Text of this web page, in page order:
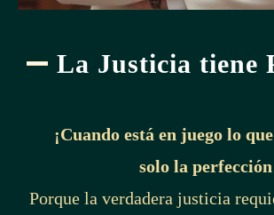
La Justicia tiene
¡Cuando está en juego lo
solo la
Porque la verdadera justicia